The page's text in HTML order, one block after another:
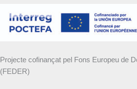
Projecte cofinançat pel Fons Europeu de
(FEDER)